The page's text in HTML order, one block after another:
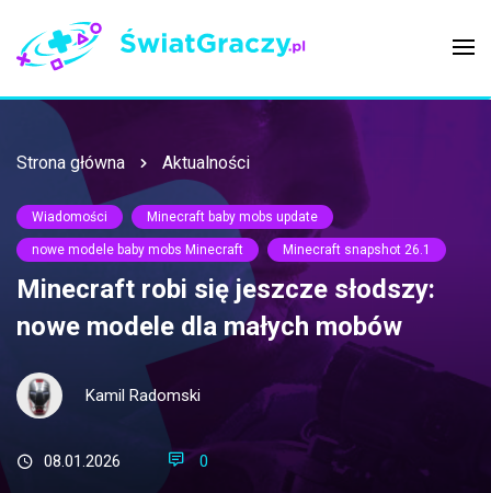
Strona główna Aktualności
Wiadomości Minecraft baby mobs update
nowe modele baby mobs Minecraft Minecraft snapshot 26.1
Minecraft robi się jeszcze słodszy:
nowe modele dla małych mobów
Kamil Radomski
08.01.2026 0